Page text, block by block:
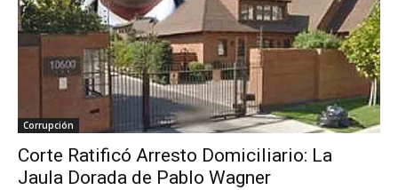
Corrupción
Corte Ratificó Arresto Domiciliario: La
Jaula Dorada de Pablo Wagner